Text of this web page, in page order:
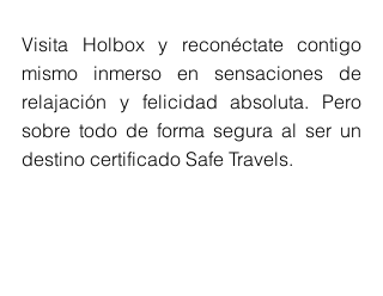
Visita Holbox y reconéctate contigo
mismo inmerso en sensaciones de
relajación y felicidad absoluta. Pero
sobre todo de forma segura al ser un
destino certificado Safe Travels.